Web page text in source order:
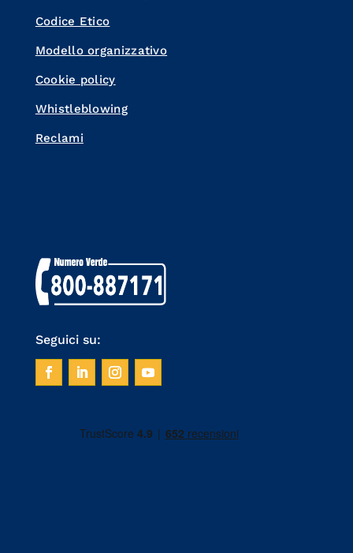
Codice Etico
Modello organizzativo
Cookie policy
Whistleblowing
Reclami
Seguici su: